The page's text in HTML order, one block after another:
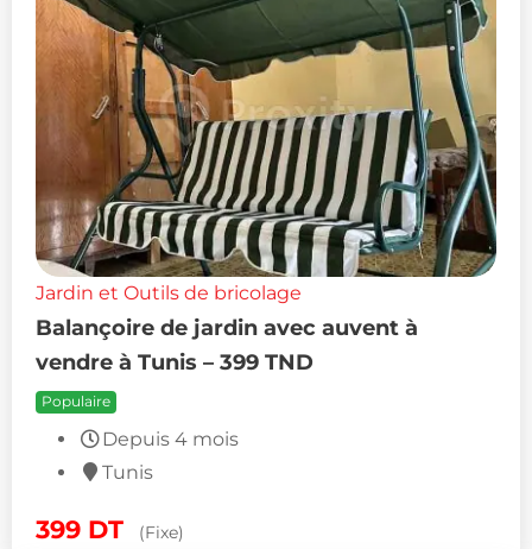
Jardin et Outils de bricolage
Balançoire de jardin avec auvent à
vendre à Tunis – 399 TND
Populaire
Depuis 4 mois
Tunis
399 DT (Fixe)